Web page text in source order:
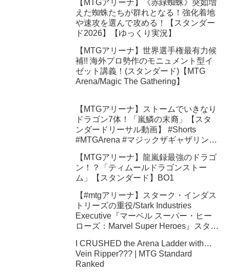
【MTGアリーナ】《赤緑蜘蛛》突如増
えた蜘蛛たちが群れとなる！強化着地
や速攻を選んで攻める！【スタンダー
ド2026】【ゆっくり実況】
【MTGアリーナ】世界選手権最有力候
補!! 海外プロ勢作のモニュメント型イ
ゼット講義！(スタンダード)【MTG
Arena/Magic The Gathering】
【MTGアリーナ】ストームでいきなり
ドラゴン7体！「嵐鱗の末裔」【スタ
ンダードリーサル動画】 #Shorts
#MTGArena #マジックザギャザリング
【MTGアリーナ】龍嵐録最強のドラゴ
ン！？「ティムールドラゴンストー
ム」【スタンダード】BO1
【#mtgアリーナ】スターク・インダス
トリーズの重役/Stark Industries
Executive『マーベル スーパー・ヒー
ローズ：Marvel Super Heroes』スタン
I CRUSHED the Arena Ladder with…
Vein Ripper??? | MTG Standard
Ranked